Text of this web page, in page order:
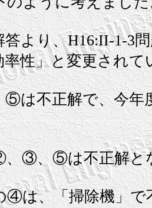
答より、H16:II-1-3
率性」と変更され
不正解で、今年
③、⑤は不正解と
④は、「掃除機」